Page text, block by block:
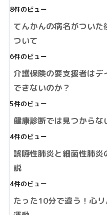
8件のビュー
てんかんの病名がつい
ついて
6件のビュー
介護保険の要支援者はデ
できないのか？
5件のビュー
健康診断では見つから
4件のビュー
誤嚥性肺炎と細菌性肺
説
4件のビュー
たった10分で違う！心